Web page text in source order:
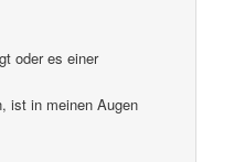
oder es einer
ist in meinen Augen